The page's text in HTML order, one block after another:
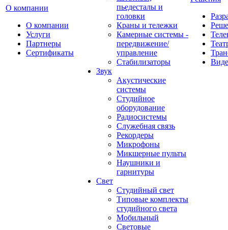
О компании
О компании
Услуги
Партнеры
Сертификаты
пьедесталы и
головки
Краны и тележки
Камерные системы -
передвижение/
управление
Стабилизаторы
Звук
Акустические
системы
Студийное
оборудование
Радиосистемы
Служебная связь
Рекордеры
Микрофоны
Микшерные пульты
Наушники и
гарнитуры
Свет
Студийный свет
Типовые комплекты
студийного света
Мобильный
Световые